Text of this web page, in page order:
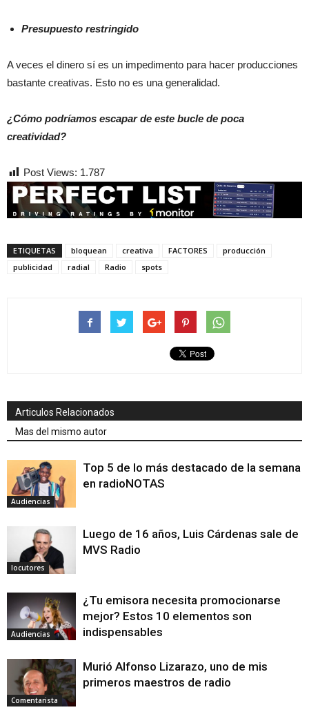
Presupuesto restringido
A veces el dinero sí es un impedimento para hacer producciones
bastante creativas. Esto no es una generalidad.
¿Cómo podríamos escapar de este bucle de poca
creatividad?
Post Views: 1.787
ETIQUETAS bloquean creativa FACTORES
producción
publicidad
radial Radio spots
Articulos Relacionados
Mas del mismo autor
Audiencias
Top 5 de lo más destacado de la semana
en radioNOTAS
locutores
Luego de 16 años, Luis Cárdenas sale de
MVS Radio
Audiencias
¿Tu emisora necesita promocionarse
mejor? Estos 10 elementos son
indispensables
Comentarista
Murió Alfonso Lizarazo, uno de mis
primeros maestros de radio